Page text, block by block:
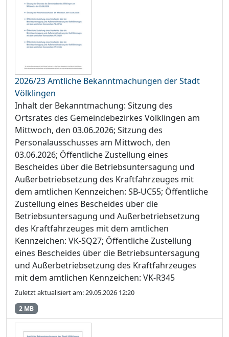
2026/23 Amtliche Bekanntmachungen der Stadt
Völklingen
Inhalt der Bekanntmachung: Sitzung des
Ortsrates des Gemeindebezirkes Völklingen am
Mittwoch, den 03.06.2026; Sitzung des
Personalausschusses am Mittwoch, den
03.06.2026; Öffentliche Zustellung eines
Bescheides über die Betriebsuntersagung und
Außerbetriebsetzung des Kraftfahrzeuges mit
dem amtlichen Kennzeichen: SB-UC55; Öffentliche
Zustellung eines Bescheides über die
Betriebsuntersagung und Außerbetriebsetzung
des Kraftfahrzeuges mit dem amtlichen
Kennzeichen: VK-SQ27; Öffentliche Zustellung
eines Bescheides über die Betriebsuntersagung
und Außerbetriebsetzung des Kraftfahrzeuges
mit dem amtlichen Kennzeichen: VK-R345
Zuletzt aktualisiert am: 29.05.2026 12:20
2 MB